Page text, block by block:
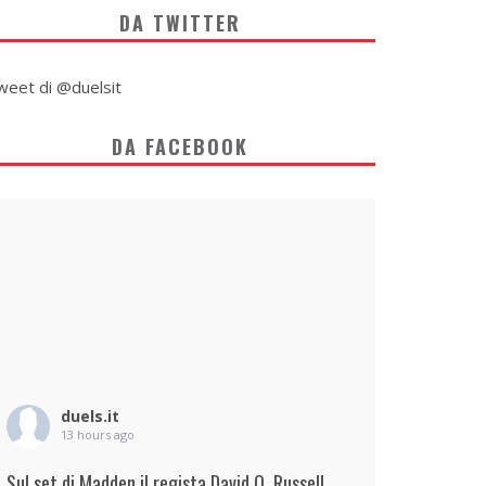
DA TWITTER
di @duelsit
DA FACEBOOK
duels.it
13 hours ago